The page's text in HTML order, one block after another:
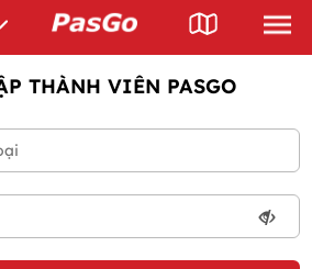
THÀNH VIÊN PASGO